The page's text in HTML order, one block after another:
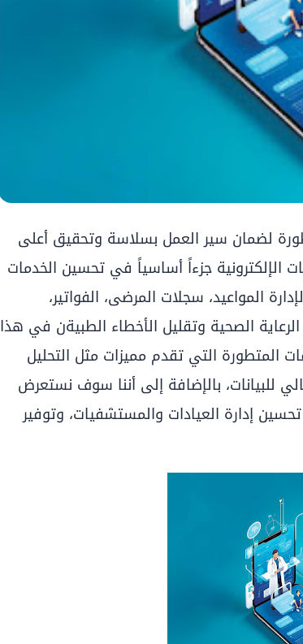
لضمان سير العمل بسلاسة وتحقيق أعلى
الإلكترونية جزءاً أساسياً في تحسين الخدمات
المواعيد، سجلات المرضى، الفواتير،
الصحية وتقليل الأخطاء الطبيةن في هذا
المتطورة التي تقدم مميزات مثل التحليل
للبيانات، بالإضافة إلى أننا سوف نستعرض
إدارة العيادات والمستشفيات، وتوفير